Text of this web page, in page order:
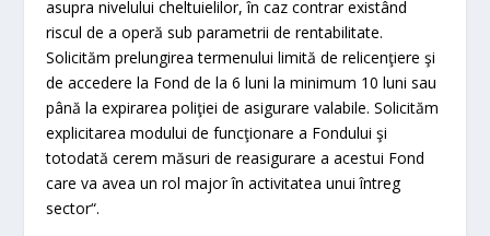
asupra nivelului cheltuielilor, în caz contrar existând
riscul de a operă sub parametrii de rentabilitate.
Solicităm prelungirea termenului limită de relicenţiere şi
de accedere la Fond de la 6 luni la minimum 10 luni sau
până la expirarea poliţiei de asigurare valabile. Solicităm
explicitarea modului de funcţionare a Fondului şi
totodată cerem măsuri de reasigurare a acestui Fond
care va avea un rol major în activitatea unui întreg
sector“.